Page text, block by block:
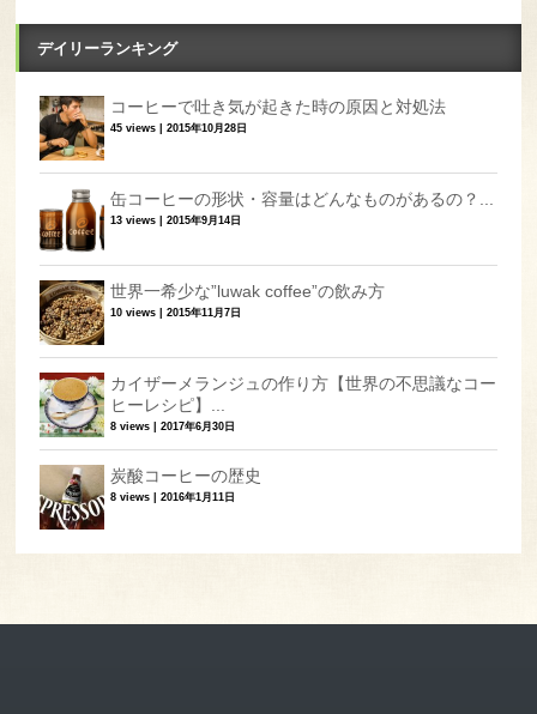
デイリーランキング
コーヒーで吐き気が起きた時の原因と対処法
45 views |2015年10月28日
缶コーヒーの形状・容量はどんなものがあるの？...
13 views |2015年9月14日
世界一希少な”luwak coffee”の飲み方
10 views |2015年11月7日
カイザーメランジュの作り方【世界の不思議なコー
ヒーレシピ】...
8 views |2017年6月30日
炭酸コーヒーの歴史
8 views |2016年1月11日